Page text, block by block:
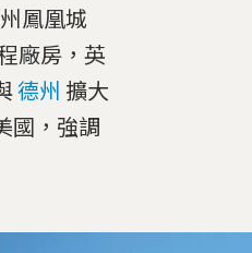
鳳凰城
廠房，英
德州 擴大
國，強調